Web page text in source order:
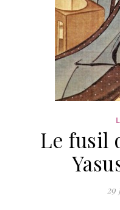
Le fusil
29